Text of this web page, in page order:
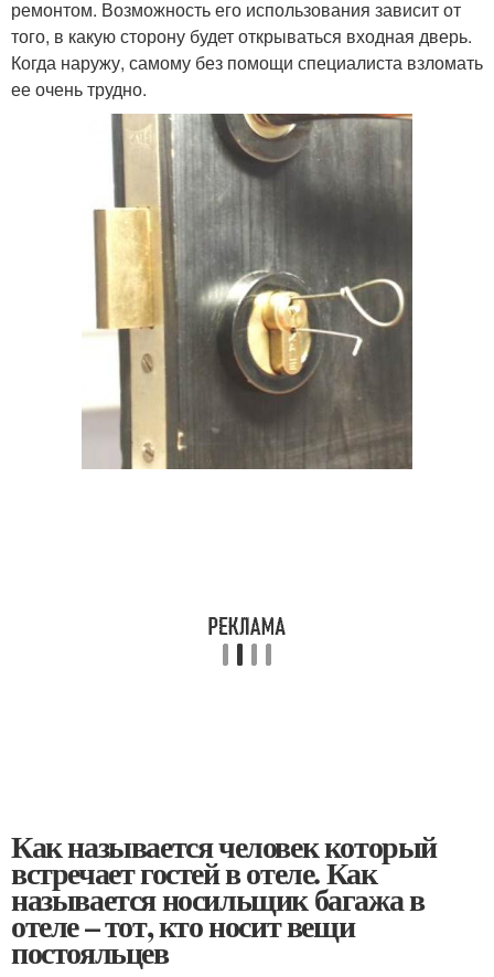
ремонтом. Возможность его использования зависит от
того, в какую сторону будет открываться входная дверь.
Когда наружу, самому без помощи специалиста взломать
ее очень трудно.
Как называется человек который
встречает гостей в отеле. Как
называется носильщик багажа в
отеле – тот, кто носит вещи
постояльцев